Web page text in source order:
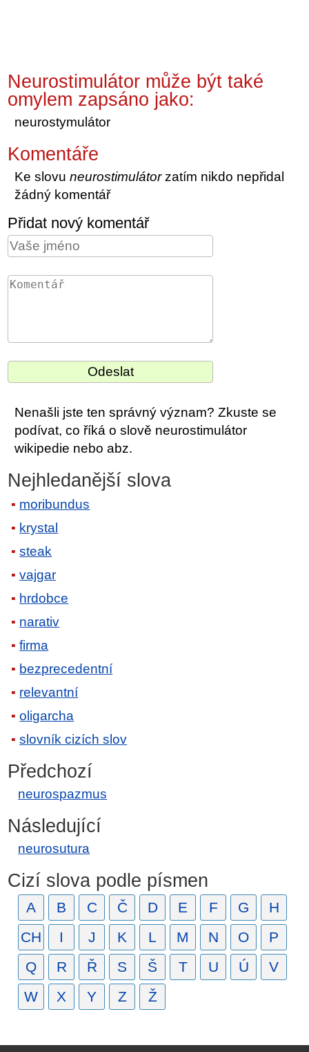
Neurostimulátor může být také
omylem zapsáno jako:
neurostymulátor
Komentáře
Ke slovuneurostimulátorzatím nikdo nepřidal
žádný komentář
Přidat nový komentář
Nenašli jste ten správný význam? Zkuste se
podívat, co říká o slově neurostimulátor
wikipedie nebo abz.
Nejhledanější slova
moribundus
krystal
steak
vajgar
hrdobce
narativ
firma
bezprecedentní
relevantní
oligarcha
slovník cizích slov
Předchozí
neurospazmus
Následující
neurosutura
Cizí slova podle písmen
A B C Č D E F G
H
CH
I J K L M N O
P
Q
R Ř S Š T U Ú
V
W
X Y Z Ž